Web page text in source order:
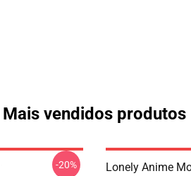
Mais vendidos produtos
-20% Lonely Anime